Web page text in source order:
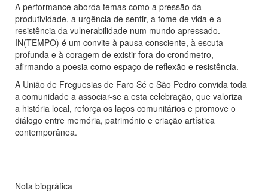
A performance aborda temas como a pressão da
produtividade, a urgência de sentir, a fome de vida e a
resistência da vulnerabilidade num mundo apressado.
IN(TEMPO) é um convite à pausa consciente, à escuta
profunda e à coragem de existir fora do cronómetro,
afirmando a poesia como espaço de reflexão e resistência.
A União de Freguesias de Faro Sé e São Pedro convida toda
a comunidade a associar-se a esta celebração, que valoriza
a história local, reforça os laços comunitários e promove o
diálogo entre memória, património e criação artística
contemporânea.
Nota biográfica